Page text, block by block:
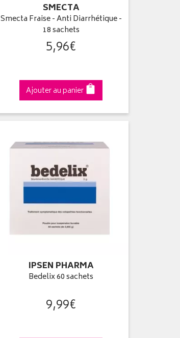
SMECTA
Smecta Fraise - Anti Diarrhétique -
18 sachets
5,96€
Ajouter au panier
IPSEN PHARMA
Bedelix 60 sachets
9,99€